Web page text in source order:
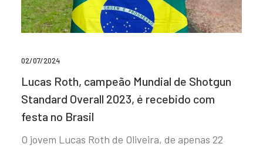
02/07/2024
Lucas Roth, campeão Mundial de Shotgun
Standard Overall 2023, é recebido com
festa no Brasil
O jovem Lucas Roth de Oliveira, de apenas 22